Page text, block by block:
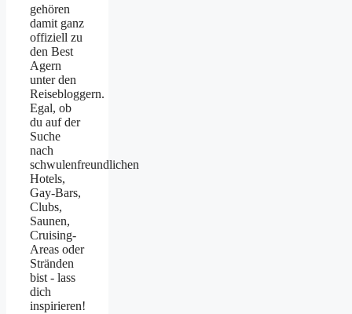
gehören
damit ganz
offiziell zu
den Best
Agern
unter den
Reisebloggern.
Egal, ob
du auf der
Suche
nach
schwulenfreundlichen
Hotels,
Gay-Bars,
Clubs,
Saunen,
Cruising-
Areas oder
Stränden
bist - lass
dich
inspirieren!